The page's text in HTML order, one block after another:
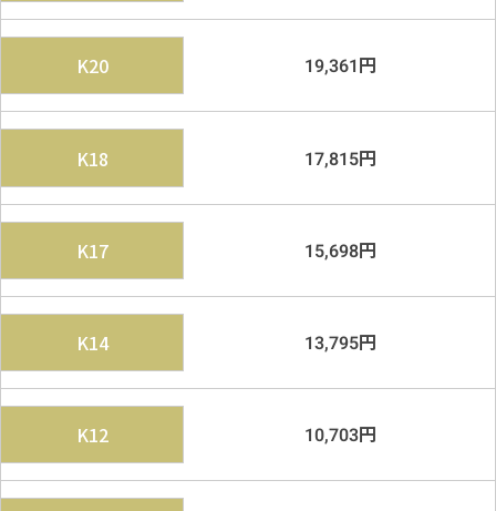
K20 19,361円
K18 17,815円
K17 15,698円
K14 13,795円
K12 10,703円